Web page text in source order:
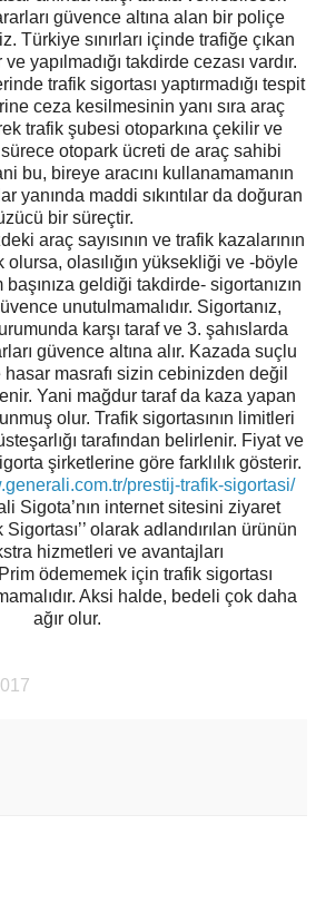
güvence altına alan bir poliçe
Türkiye sınırları içinde trafiğe çıkan
yapılmadığı takdirde cezası vardır.
trafik sigortası yaptırmadığı tespit
ceza kesilmesinin yanı sıra araç
trafik şubesi otoparkına çekilir ve
otopark ücreti de araç sahibi
bu, bireye aracını kullanamamanın
yanında maddi sıkıntılar da doğuran
bir süreçtir.
araç sayısının ve trafik kazalarının
olasılığın yüksekliği ve -böyle
geldiği takdirde- sigortanızın
unutulmamalıdır. Sigortanız,
karşı taraf ve 3. şahıslarda
güvence altına alır. Kazada suçlu
masrafı sizin cebinizden değil
Yani mağdur taraf da kaza yapan
olur. Trafik sigortasının limitleri
tarafından belirlenir. Fiyat ve
şirketlerine göre farklılık gösterir.
prestij-trafik-sigortasi/
Sigota’nın internet sitesini ziyaret
olarak adlandırılan ürünün
hizmetleri ve avantajları
ödememek için trafik sigortası
Aksi halde, bedeli çok daha
ağır olur.